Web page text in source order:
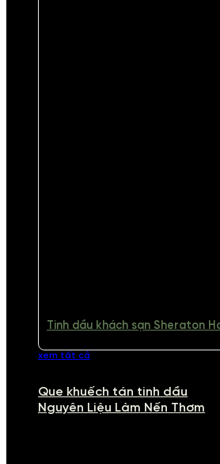
Tinh dầu khách sạn Sheraton
xem tất cả
Que khuếch tán tinh dầu
Nguyên Liệu Làm Nến Thơm